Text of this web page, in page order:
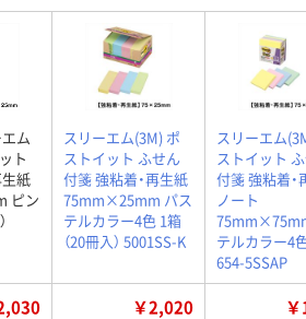
ム
ト
紙
ピン
スリーエム(3M) ポ
ストイット ふせん
付箋 強粘着・再生紙
75mm×25mm パス
テルカラー4色 1箱
（20冊入） 5001SS-K
スリーエム
ストイット
付箋 強粘着・
ノート
テルカラー4
654-5SSAP
￥2,020